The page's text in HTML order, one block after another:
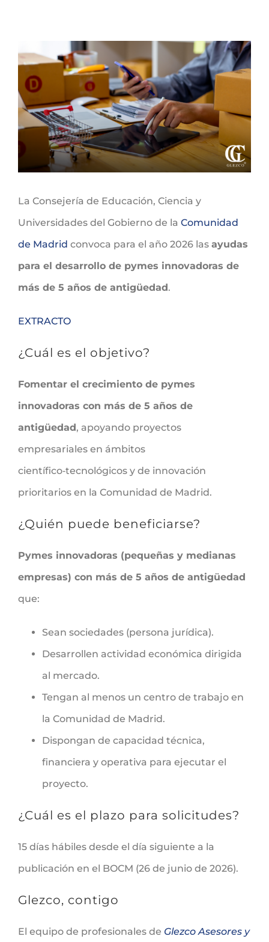
Ver
imagen
más
grande
La Consejería de Educación, Ciencia y
Universidades del Gobierno de la Comunidad
de Madrid convoca para el año 2026 las ayudas
para el desarrollo de pymes innovadoras de
más de 5 años de antigüedad.
EXTRACTO
¿Cuál es el objetivo?
Fomentar el crecimiento de pymes
innovadoras con más de 5 años de
antigüedad, apoyando proyectos
empresariales en ámbitos
científico‑tecnológicos y de innovación
prioritarios en la Comunidad de Madrid.
¿Quién puede beneficiarse?
Pymes innovadoras (pequeñas y medianas
empresas) con más de 5 años de antigüedad
que:
Sean sociedades (persona jurídica).
Desarrollen actividad económica dirigida
al mercado.
Tengan al menos un centro de trabajo en
la Comunidad de Madrid.
Dispongan de capacidad técnica,
financiera y operativa para ejecutar el
proyecto.
¿Cuál es el plazo para solicitudes?
15 días hábiles desde el día siguiente a la
publicación en el BOCM (26 de junio de 2026).
Glezco, contigo
El equipo de profesionales de Glezco Asesores y